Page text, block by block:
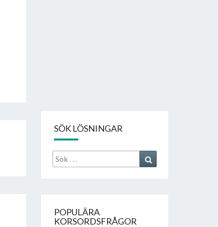
SÖK LÖSNINGAR
Sök
efter:
POPULÄRA
KORSORDSFRÅGOR